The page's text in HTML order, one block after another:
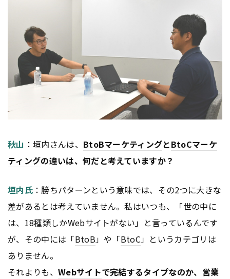
秋山 ：垣内さんは、 BtoBマーケティングとBtoCマーケ
ティングの違いは、何だと考えていますか？
垣内氏：勝ちパターンという意味では、その2つに大きな
差があるとは考えていません。私はいつも、「世の中に
は、18種類しかWebサイトがない」と言っているんです
が、その中には「BtoB」や「BtoC」というカテゴリは
ありません。
それよりも、 Webサイトで完結するタイプなのか、営業